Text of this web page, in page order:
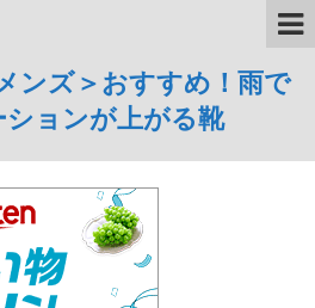
ンズ＞おすすめ！雨で
ションが上がる靴